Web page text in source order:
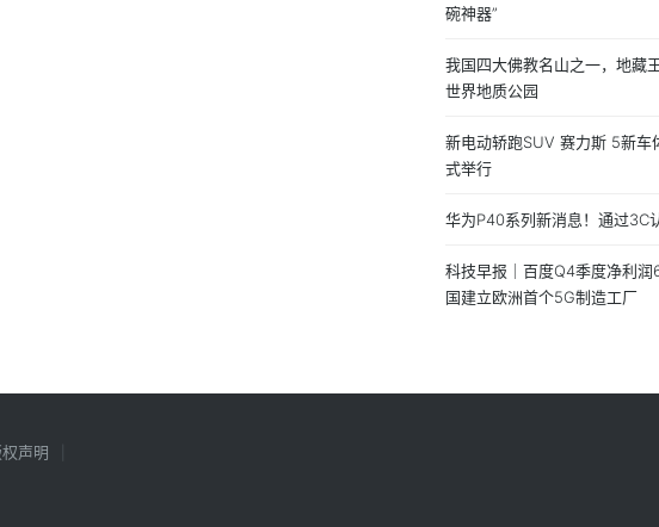
碗神器”
我国四大佛教名山之一，地藏
世界地质公园
新电动轿跑SUV 赛力斯 5新车
式举行
华为P40系列新消息！通过3C
科技早报｜百度Q4季度净利
国建立欧洲首个5G制造工厂
声明